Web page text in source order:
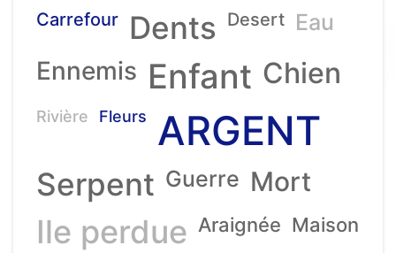
Carrefour Dents Desert Eau
Ennemis Enfant Chien
Rivière Fleurs ARGENT
Serpent Guerre Mort
Ile perdue Araignée Maison